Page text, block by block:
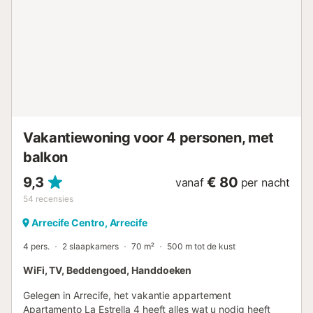
Vakantiewoning voor 4 personen, met
balkon
9,3
54 recensies
vanaf € 80 per nacht
Arrecife Centro, Arrecife
4 pers. 2 slaapkamers 70 m² 500 m tot de kust
WiFi, TV, Beddengoed, Handdoeken
Gelegen in Arrecife, het vakantie appartement
Apartamento La Estrella 4 heeft alles wat u nodig heeft